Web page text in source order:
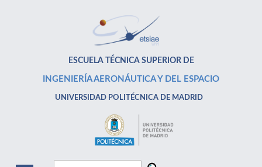
ESCUELA TÉCNICA SUPERIOR DE
INGENIERÍA AERONÁUTICA Y DEL ESPACIO
UNIVERSIDAD POLITÉCNICA DE MADRID